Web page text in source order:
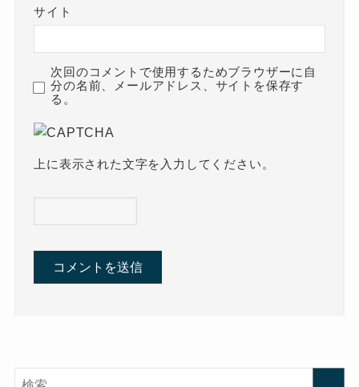
サイト
次回のコメントで使用するためブラウザーに自
分の名前、メールアドレス、サイトを保存す
る。
上に表示された文字を入力してください。